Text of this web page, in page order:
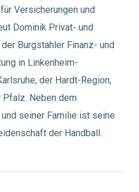
Versicherungen und
Dominik Privat- und
Burgstahler Finanz- und
in Linkenheim-
der Hardt-Region,
Pfalz. Neben dem
seiner Familie ist seine
der Handball.